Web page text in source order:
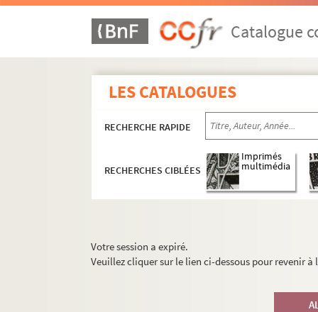
Catalogue
LES CATALOGUES
RECHERCHE RAPIDE
RECHERCHES CIBLÉES
Imprimés
multimédia
Votre session a expiré.
Veuillez cliquer sur le lien ci-dessous pour revenir